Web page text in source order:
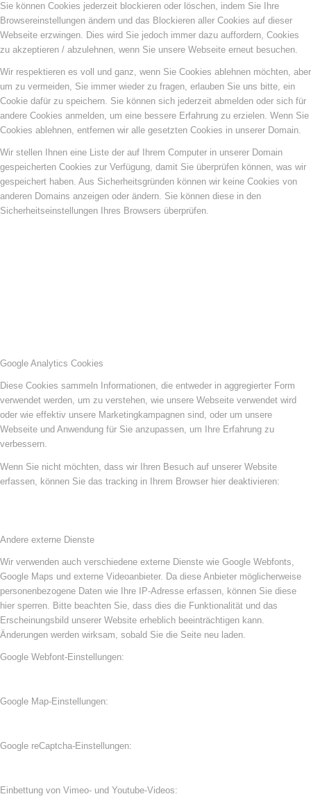
Sie können Cookies jederzeit blockieren oder löschen, indem Sie Ihre
Browsereinstellungen ändern und das Blockieren aller Cookies auf dieser
Webseite erzwingen. Dies wird Sie jedoch immer dazu auffordern, Cookies
zu akzeptieren / abzulehnen, wenn Sie unsere Webseite erneut besuchen.
Wir respektieren es voll und ganz, wenn Sie Cookies ablehnen möchten, aber
um zu vermeiden, Sie immer wieder zu fragen, erlauben Sie uns bitte, ein
Cookie dafür zu speichern. Sie können sich jederzeit abmelden oder sich für
andere Cookies anmelden, um eine bessere Erfahrung zu erzielen. Wenn Sie
Cookies ablehnen, entfernen wir alle gesetzten Cookies in unserer Domain.
Wir stellen Ihnen eine Liste der auf Ihrem Computer in unserer Domain
gespeicherten Cookies zur Verfügung, damit Sie überprüfen können, was wir
gespeichert haben. Aus Sicherheitsgründen können wir keine Cookies von
anderen Domains anzeigen oder ändern. Sie können diese in den
Sicherheitseinstellungen Ihres Browsers überprüfen.
Google Analytics Cookies
Diese Cookies sammeln Informationen, die entweder in aggregierter Form
verwendet werden, um zu verstehen, wie unsere Webseite verwendet wird
oder wie effektiv unsere Marketingkampagnen sind, oder um unsere
Webseite und Anwendung für Sie anzupassen, um Ihre Erfahrung zu
verbessern.
Wenn Sie nicht möchten, dass wir Ihren Besuch auf unserer Website
erfassen, können Sie das tracking in Ihrem Browser hier deaktivieren:
Andere externe Dienste
Wir verwenden auch verschiedene externe Dienste wie Google Webfonts,
Google Maps und externe Videoanbieter. Da diese Anbieter möglicherweise
personenbezogene Daten wie Ihre IP-Adresse erfassen, können Sie diese
hier sperren. Bitte beachten Sie, dass dies die Funktionalität und das
Erscheinungsbild unserer Website erheblich beeinträchtigen kann.
Änderungen werden wirksam, sobald Sie die Seite neu laden.
Google Webfont-Einstellungen:
Google Map-Einstellungen:
Google reCaptcha-Einstellungen:
Einbettung von Vimeo- und Youtube-Videos: